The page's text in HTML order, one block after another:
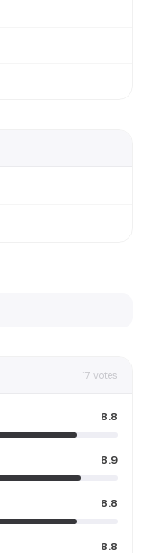
17 votes
8.8
8.9
8.8
8.8